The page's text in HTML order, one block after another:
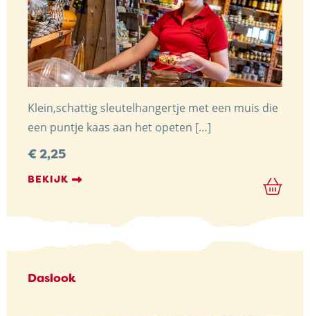
Klein,schattig sleutelhangertje met een muis die
een puntje kaas aan het opeten […]
€2,25
BEKIJK
Daslook